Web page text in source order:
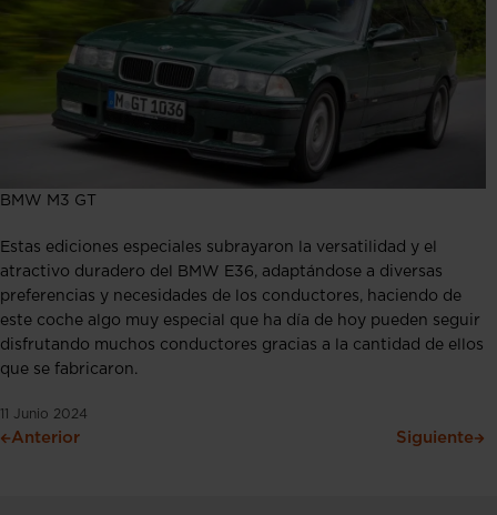
BMW M3 GT
Estas ediciones especiales subrayaron la versatilidad y el
atractivo duradero del BMW E36, adaptándose a diversas
preferencias y necesidades de los conductores, haciendo de
este coche algo muy especial que ha día de hoy pueden seguir
disfrutando muchos conductores gracias a la cantidad de ellos
que se fabricaron.
11 Junio 2024
Anterior Siguiente